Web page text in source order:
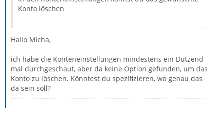
Konto löschen
Hallo Micha,
ich habe die Konteneinstellungen mindestens ein Dutzend
mal durchgeschaut, aber da keine Option gefunden, um das
Konto zu löschen. Könntest du spezifizieren, wo genau das
da sein soll?